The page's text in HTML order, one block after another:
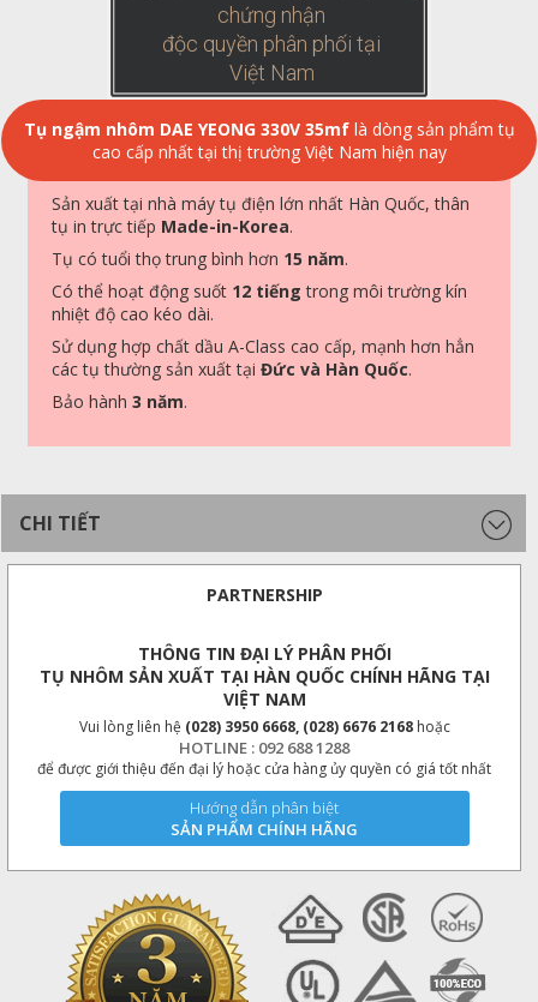
chứng nhận
độc quyền phân phối tại
Việt Nam
Tụ ngậm nhôm DAE YEONG 330V 35mflà dòng sản phẩm tụ
cao cấp nhất tại thị trường Việt Nam hiện nay
Sản xuất tại nhà máy tụ điện lớn nhất Hàn Quốc, thân
tụ in trực tiếp Made-in-Korea.
Tụ có tuổi thọ trung bình hơn 15 năm.
Có thể hoạt động suốt 12 tiếng trong môi trường kín
nhiệt độ cao kéo dài.
Sử dụng hợp chất dầu A-Class cao cấp, mạnh hơn hẳn
các tụ thường sản xuất tạiĐức và Hàn Quốc.
Bảo hành3 năm.
CHI TIẾT
PARTNERSHIP
THÔNG TIN ĐẠI LÝ PHÂN PHỐI
TỤ NHÔM SẢN XUẤT TẠI HÀN QUỐC CHÍNH HÃNG TẠI
VIỆT NAM
Vui lòng liên hệ (028) 3950 6668, (028) 6676 2168hoặc
HOTLINE : 092 688 1288
để được giới thiệu đến đại lý hoặc cửa hàng ủy quyền có giá tốt nhất
Hướng dẫn phân biệt
SẢN PHẨM CHÍNH HÃNG